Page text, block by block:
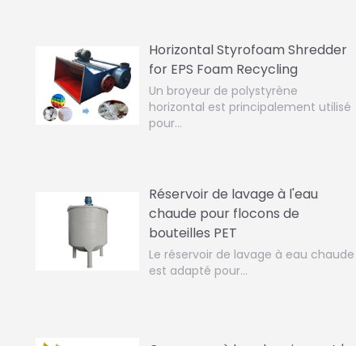
Horizontal Styrofoam Shredder
for EPS Foam Recycling
Un broyeur de polystyrène
horizontal est principalement utilisé
pour…
Réservoir de lavage à l'eau
chaude pour flocons de
bouteilles PET
Le réservoir de lavage à eau chaude
est adapté pour…